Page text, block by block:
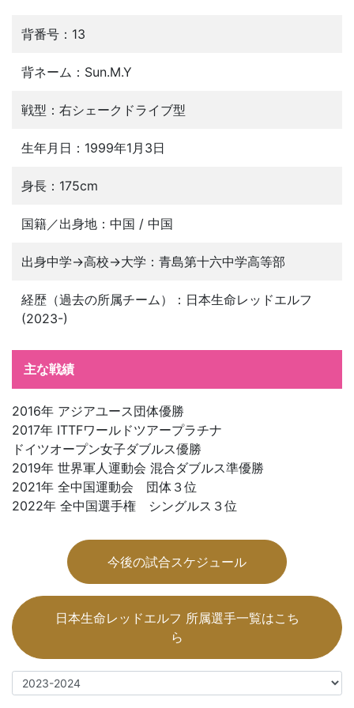
背番号：13
背ネーム：Sun.M.Y
戦型：右シェークドライブ型
生年月日：1999年1月3日
身長：175cm
国籍／出身地：中国 / 中国
出身中学→高校→大学：青島第十六中学高等部
経歴（過去の所属チーム）：日本生命レッドエルフ
(2023-)
主な戦績
2016年 アジアユース団体優勝
2017年 ITTFワールドツアープラチナ
ドイツオープン女子ダブルス優勝
2019年 世界軍人運動会 混合ダブルス準優勝
2021年 全中国運動会 団体３位
2022年 全中国選手権 シングルス３位
今後の試合スケジュール
日本生命レッドエルフ 所属選手一覧はこち
ら